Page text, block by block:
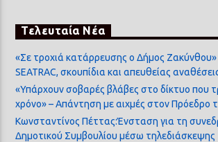
Τελευταία Νέα
«Σε τροχιά κατάρρευσης ο Δήμος Ζακύνθου»
SEATRAC, σκουπίδια και απευθείας
«Υπάρχουν σοβαρές βλάβες στο δίκτυο που
χρόνο» – Απάντηση με αιχμές στον Πρόεδρο
Κωνσταντίνος Πέττας:Ένσταση για τη
Δημοτικού Συμβουλίου μέσω τηλεδιάσκεψης